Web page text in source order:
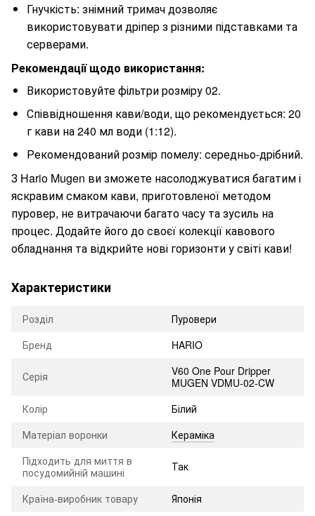
Гнучкість: знімний тримач дозволяє
використовувати дріпер з різними підставками та
серверами.
Рекомендації щодо використання:
Використовуйте фільтри розміру 02.
Співвідношення кави/води, що рекомендується: 20
г кави на 240 мл води (1:12).
Рекомендований розмір помелу: середньо-дрібний.
З Hario Mugen ви зможете насолоджуватися багатим і
яскравим смаком кави, приготовленої методом
пуровер, не витрачаючи багато часу та зусиль на
процес. Додайте його до своєї колекції кавового
обладнання та відкрийте нові горизонти у світі кави!
Характеристики
Розділ
Пуровери
Бренд
HARIO
Серія
V60 One Pour Dripper
MUGEN VDMU-02-CW
Колір
Білий
Матеріал воронки
Кераміка
Підходить для миття в
посудомийній машині
Так
Країна-виробник товару
Японія